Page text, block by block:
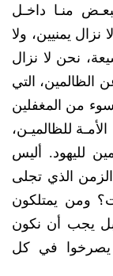
منـا داخـل
يمنيين، ولا
نحن لا نزال
الظالمين، التي
من المغفلين
للظالميـن،
لليهود. أليس
الذي تجلى
ومن يمتلكون
يجب أن نكون
يصرخوا في كل